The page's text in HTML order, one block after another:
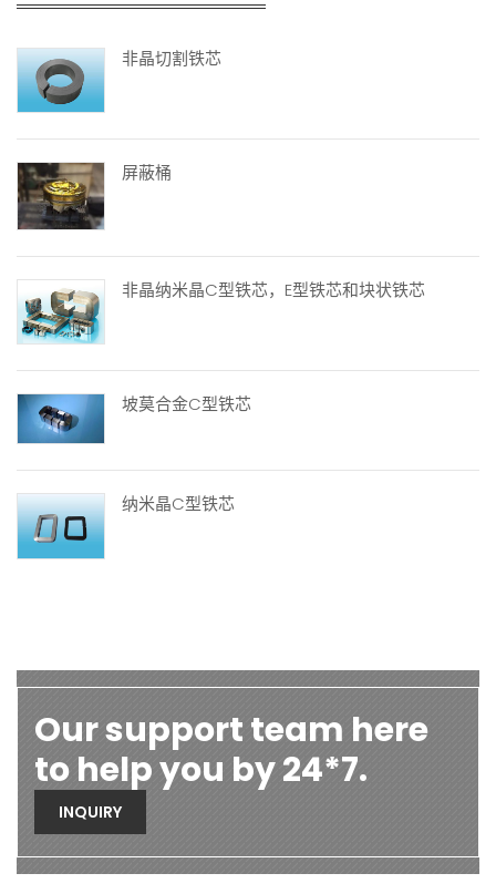
非晶切割铁芯
屏蔽桶
非晶纳米晶C型铁芯，E型铁芯和块状铁芯
坡莫合金C型铁芯
纳米晶C型铁芯
Our support team here
to help you by 24*7.
INQUIRY